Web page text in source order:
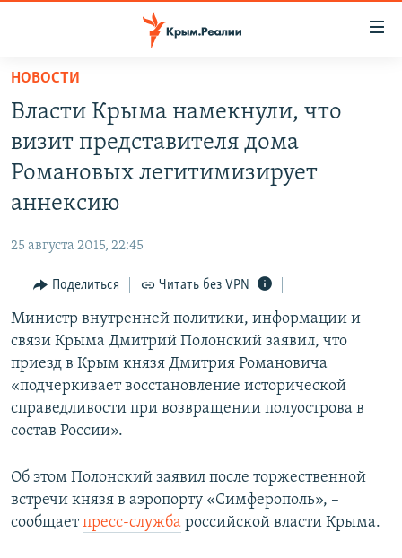
Вернуться
основному
содержанию
Вернутся
главной
Вернутся
поиску
СПЕЦПРОЕКТЫ
ВОДА
ИНТЕРАКТИВ
ИНФОГРАФИКА
ТЕЛЕПРОЕКТ КРЫМ.РЕАЛИИ
СОВЕТЫ ПРАВОЗАЩИТНИКОВ
ПРОПАВШИЕ БЕЗ ВЕСТИ
ПОБЕДИТЕЛЕЙ НЕ СУДЯТ?
ELIFBE
УКРАИНСКАЯ ПРОБЛЕМА КРЫМА
РАДІО СВОБОДА
КАК ОБОЙТИ БЛОКИРОВКУ
Українською
Qırımtatar
ПРИСОЕДИНЯЙТЕСЬ!
НОВОСТИ
Власти Крыма намекнули, что
визит представителя дома
Романовых легитимизирует
аннексию
25 августа 2015, 22:45
Поделиться Читать без VPN
Министр внутренней политики, информации и
связи Крыма Дмитрий Полонский заявил, что
приезд в Крым князя Дмитрия Романовича
«подчеркивает восстановление исторической
справедливости при возвращении полуострова в
состав России».
Об этом Полонский заявил после торжественной
встречи князя в аэропорту «Симферополь», –
сообщаетпресс-служба российской власти Крыма.